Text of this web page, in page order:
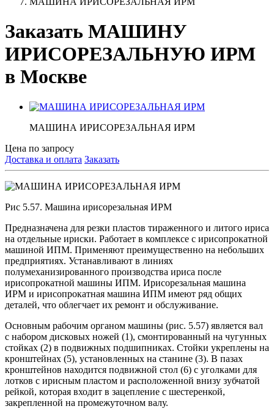
Заказать МАШИНУ
ИРИСОРЕЗАЛЬНУЮ ИРМ
в Москве
МАШИНА ИРИСОРЕЗАЛЬНАЯ ИРМ
Цена по запросу
Доставка и оплата Заказать
Рис 5.57. Машина ирисорезальная ИРМ
Предназначена для резки пластов тираженного и литого ириса
на отдельные ириски. Работает в комплексе с ирисопрокатной
машиной ИПМ. Применяют преимущественно на небольших
предприятиях. Устанавливают в линиях
полумеханизированного производства ириса после
ирисопрокатной машины ИПМ. Ирисорезальная машина
ИРМ и ирисопрокатная машина ИПМ имеют ряд общих
деталей, что облегчает их ремонт и обслуживание.
Основным рабочим органом машины (рис. 5.57) является вал
с набором дисковых ножей (1), смонтированный на чугунных
стойках (2) в подвижных подшипниках. Стойки укреплены на
кронштейнах (5), установленных на станине (3). В пазах
кронштейнов находится подвижной стол (6) с уголками для
лотков с ирисным пластом и расположенной внизу зубчатой
рейкой, которая входит в зацепление с шестеренкой,
закрепленной на промежуточном валу.